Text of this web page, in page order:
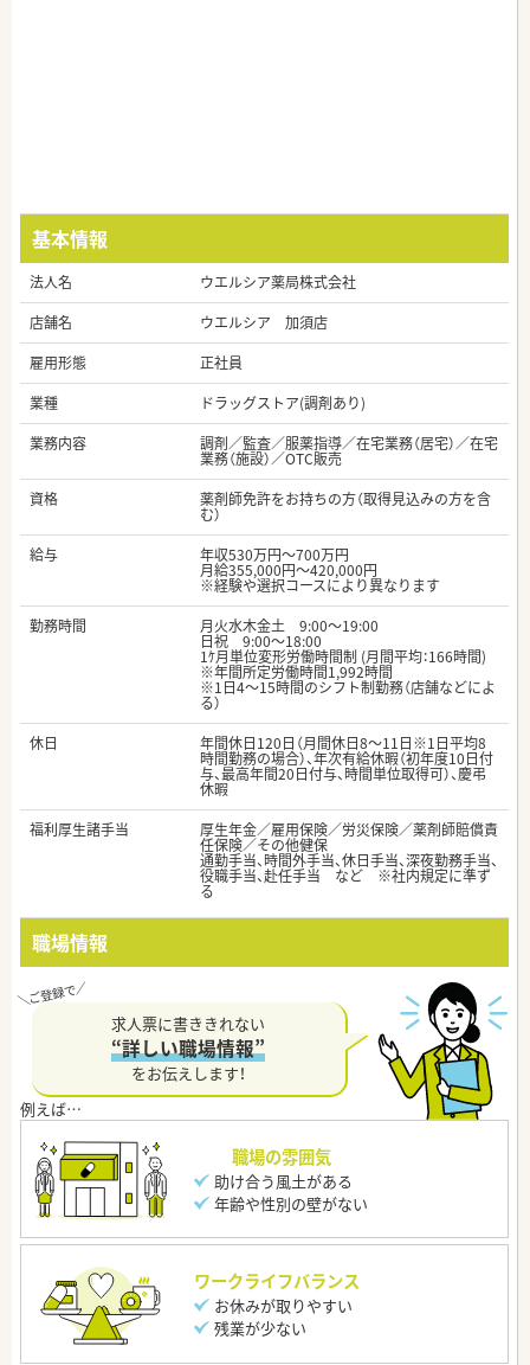
基本情報
法人名
ウエルシア薬局株式会社
店舗名
ウエルシア 加須店
雇用形態
正社員
業種
ドラッグストア(調剤あり)
業務内容
調剤／監査／服薬指導／在宅業務（居宅）／在宅
業務（施設）／OTC販売
資格
薬剤師免許をお持ちの方（取得見込みの方を含
む）
給与
年収530万円～700万円
月給355,000円～420,000円
※経験や選択コースにより異なります
勤務時間
月火水木金土 9:00～19:00
日祝 9:00～18:00
1ｹ月単位変形労働時間制 (月間平均：166時間)
※年間所定労働時間1,992時間
※1日4～15時間のシフト制勤務（店舗などによ
る）
休日
年間休日120日（月間休日8～11日※1日平均8
時間勤務の場合）、年次有給休暇（初年度10日付
与、最高年間20日付与、時間単位取得可）、慶弔
休暇
福利厚生諸手当
厚生年金／雇用保険／労災保険／薬剤師賠償責
任保険／その他健保
通勤手当、時間外手当、休日手当、深夜勤務手当、
役職手当、赴任手当 など ※社内規定に準ず
る
職場情報
求人票に書ききれない
“詳しい職場情報”
をお伝えします！
職場の雰囲気
助け合う風土がある
年齢や性別の壁がない
ワークライフバランス
お休みが取りやすい
残業が少ない